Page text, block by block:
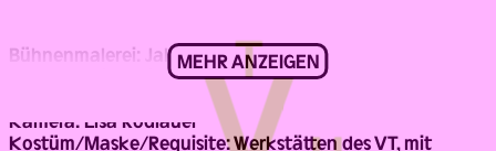
MEHR ANZEIGEN
Bühnenmalerei: Jakob Wittmann
Dramaturgie: Julia Engelmayer
Fotografie: Niko Havranek
Kamera: Lisa Rodlauer
Kostüm/Maske/Requisite: Werkstätten des VT, mit